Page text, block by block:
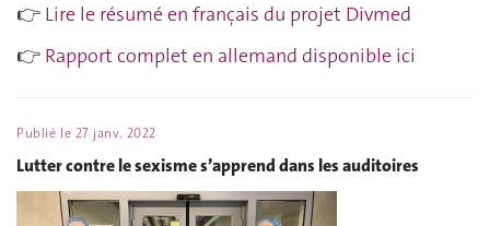
👉 Lire le résumé en français du projet Divmed
👉 Rapport complet en allemand disponible ici
Publié le 27 janv. 2022
Lutter contre le sexisme s’apprend dans les auditoires